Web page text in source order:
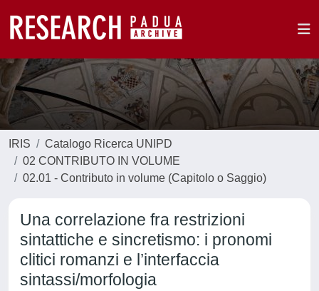
IRIS
Catalogo Ricerca UNIPD
02 CONTRIBUTO IN VOLUME
02.01 - Contributo in volume (Capitolo o Saggio)
Una correlazione fra restrizioni
sintattiche e sincretismo: i pronomi
clitici romanzi e l’interfaccia
sintassi/morfologia